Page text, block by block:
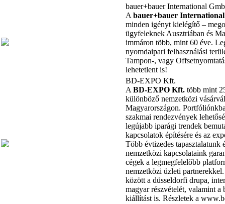
bauer+bauer International
Abauer+bauer International
minden igényt kielégítő –
ügyfeleknek Ausztriában és
immáron több, mint 60 éve.
nyomdaipari felhasználási
Tampon-, vagy
lehetetlent is!
BD-EXPO Kft.
ABD-EXPO Kft. több mint
különböző nemzetközi
Magyarországon.
szakmai rendezvények
legújabb iparági trendek
kapcsolatok építésére és az
Több évtizedes tapasztalatunk
nemzetközi kapcsolataink
cégek a legmegfelelőbb
nemzetközi üzleti
között a düsseldorfi drupa,
magyar részvételét, valamint
kiállítást is. Részletek a